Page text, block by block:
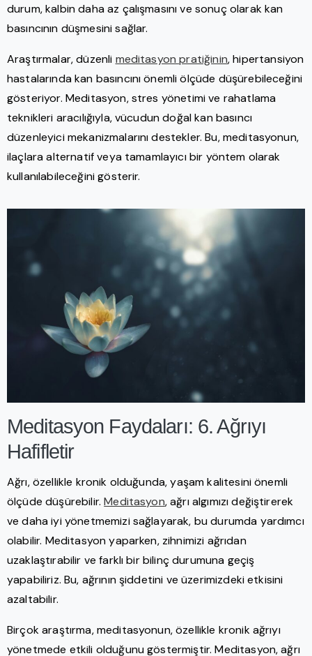
durum, kalbin daha az çalışmasını ve sonuç olarak kan
basıncının düşmesini sağlar.
Araştırmalar, düzenli meditasyon pratiğinin, hipertansiyon
hastalarında kan basıncını önemli ölçüde düşürebileceğini
gösteriyor. Meditasyon, stres yönetimi ve rahatlama
teknikleri aracılığıyla, vücudun doğal kan basıncı
düzenleyici mekanizmalarını destekler. Bu, meditasyonun,
ilaçlara alternatif veya tamamlayıcı bir yöntem olarak
kullanılabileceğini gösterir.
Meditasyon Faydaları: 6. Ağrıyı
Hafifletir
Ağrı, özellikle kronik olduğunda, yaşam kalitesini önemli
ölçüde düşürebilir.Meditasyon, ağrı algımızı değiştirerek
ve daha iyi yönetmemizi sağlayarak, bu durumda yardımcı
olabilir. Meditasyon yaparken, zihnimizi ağrıdan
uzaklaştırabilir ve farklı bir bilinç durumuna geçiş
yapabiliriz. Bu, ağrının şiddetini ve üzerimizdeki etkisini
azaltabilir.
Birçok araştırma, meditasyonun, özellikle kronik ağrıyı
yönetmede etkili olduğunu göstermiştir. Meditasyon, ağrı